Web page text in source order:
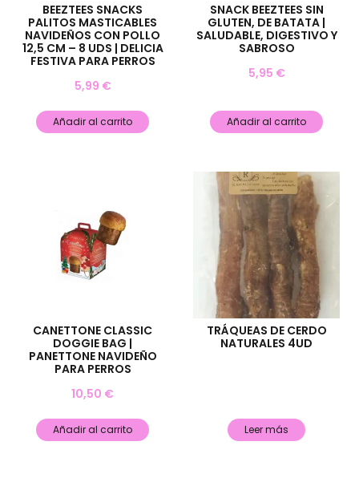
BEEZTEES SNACKS
PALITOS MASTICABLES
NAVIDEÑOS CON POLLO
12,5 CM – 8 UDS | DELICIA
FESTIVA PARA PERROS
5,99 €
Añadir al carrito
SNACK BEEZTEES SIN
GLUTEN, DE BATATA |
SALUDABLE, DIGESTIVO Y
SABROSO
5,95 €
Añadir al carrito
CANETTONE CLASSIC
DOGGIE BAG |
PANETTONE NAVIDEÑO
PARA PERROS
10,50 €
Añadir al carrito
TRÁQUEAS DE CERDO
NATURALES 4UD
Leer más